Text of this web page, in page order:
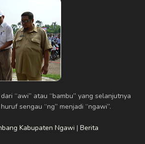
“awi” atau “bambu” yang selanjutnya
sengau “ng” menjadi “ngawi”.
Kabupaten Ngawi | Berita